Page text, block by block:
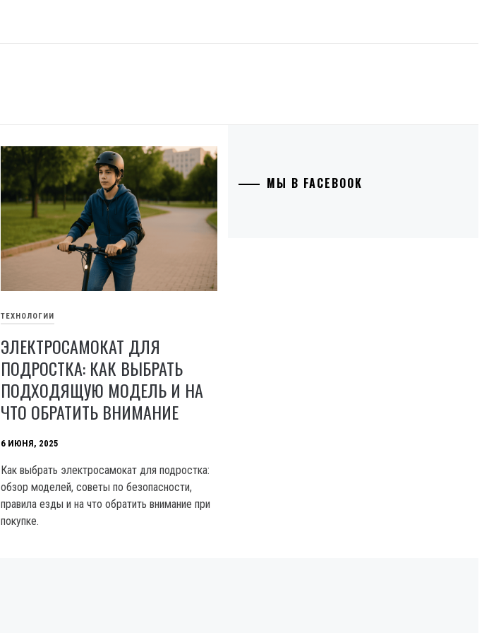
ТЕХНОЛОГИИ
ЭЛЕКТРОСАМОКАТ ДЛЯ
ПОДРОСТКА: КАК ВЫБРАТЬ
ПОДХОДЯЩУЮ МОДЕЛЬ И НА
ЧТО ОБРАТИТЬ ВНИМАНИЕ
6 ИЮНЯ, 2025
Как выбрать электросамокат для подростка:
обзор моделей, советы по безопасности,
правила езды и на что обратить внимание при
покупке.
МЫ В FACEBOOK